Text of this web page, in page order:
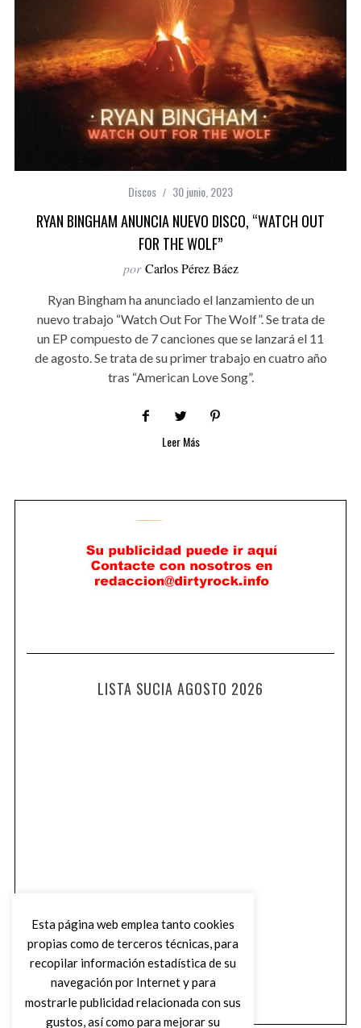
Discos 30 junio, 2023
RYAN BINGHAM ANUNCIA NUEVO DISCO, “WATCH OUT
FOR THE WOLF”
por Carlos Pérez Báez
Ryan Bingham ha anunciado el lanzamiento de un
nuevo trabajo “Watch Out For The Wolf”. Se trata de
un EP compuesto de 7 canciones que se lanzará el 11
de agosto. Se trata de su primer trabajo en cuatro año
tras “American Love Song”.
Leer Más
LISTA SUCIA AGOSTO 2026
Esta página web emplea tanto cookies
propias como de terceros técnicas, para
recopilar información estadística de su
navegación por Internet y para
mostrarle publicidad relacionada con sus
gustos, así como para mejorar su